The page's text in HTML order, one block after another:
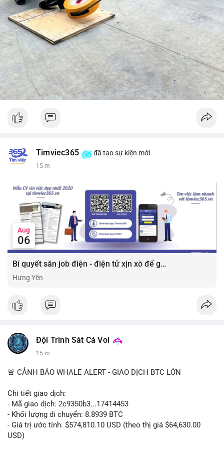
Timviec365 đã tạo sự kiện mới
15 m
Aug
06
Bí quyết săn job điện - điện tử xịn xò để gia tăng thu nhập ⚡
Hưng Yên
Đội Trinh Sát Cá Voi
15 m
🚨 CẢNH BÁO WHALE ALERT - GIAO DỊCH BTC LỚN
Chi tiết giao dịch:
- Mã giao dịch: 2c9350b3...17414453
- Khối lượng di chuyển: 8.8939 BTC
- Giá trị ước tính: $574,810.10 USD (theo thị giá $64,630.00
USD)